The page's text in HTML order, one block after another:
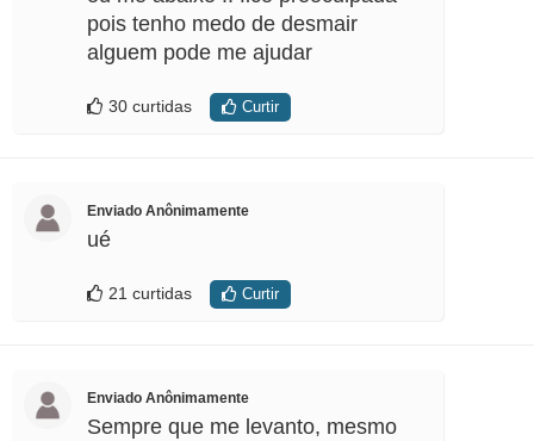
pois tenho medo de desmair
alguem pode me ajudar
30 curtidas Curtir
Enviado Anônimamente
ué
21 curtidas Curtir
Enviado Anônimamente
Sempre que me levanto, mesmo